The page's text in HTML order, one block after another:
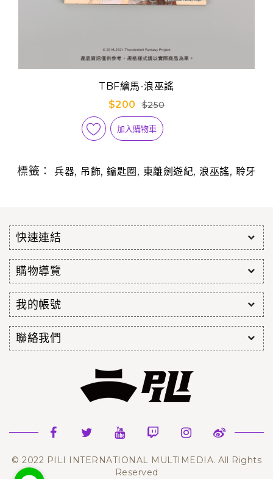
TBF繪馬-浪巫謠
$200
$250
加入購物車
標籤：兵器, 吊飾,鑰匙圈 , 東離劍遊紀, 浪巫謠, 聆牙
快速連結
購物導覽
我的帳號
聯絡我們
© 2022 PILI INTERNATIONAL MULTIMEDIA. All Rights
Reserved